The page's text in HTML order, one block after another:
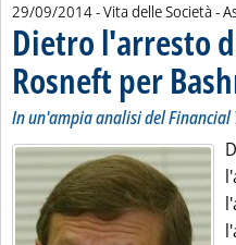
29/09/2014- Vita delle Società -
Dietro l'arresto
Rosneft per
In un'ampia analisi del Financial